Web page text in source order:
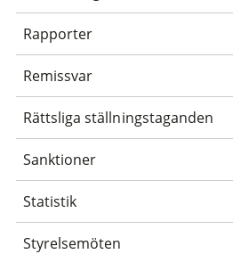
Rapporter
Remissvar
Rättsliga ställningstaganden
Sanktioner
Statistik
Styrelsemöten